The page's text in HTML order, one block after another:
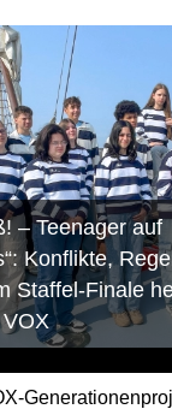
– Teenager auf
Konflikte,
Staffel-Finale